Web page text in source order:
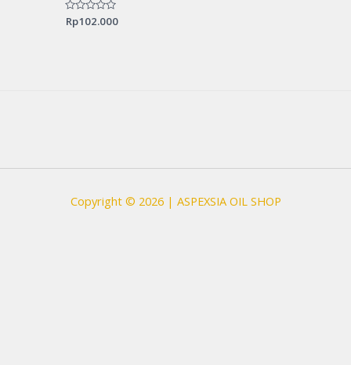
Rated
0
Rp102.000
Copyright © 2026 | ASPEXSIA OIL SHOP